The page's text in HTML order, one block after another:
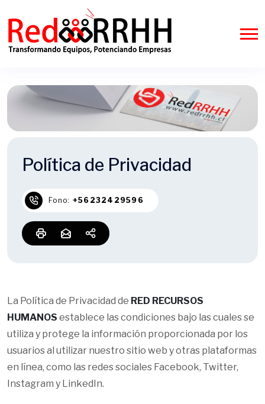
Política de Privacidad
Fono: +56232429596
La Política de Privacidad de RED RECURSOS
HUMANOS establece las condiciones bajo las cuales se
utiliza y protege la información proporcionada por los
usuarios al utilizar nuestro sitio web y otras plataformas
en línea, como las redes sociales Facebook, Twitter,
Instagram y LinkedIn.